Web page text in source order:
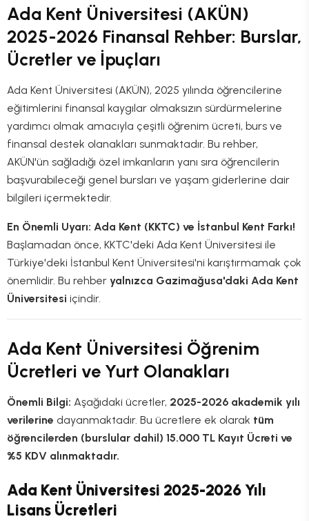
Ada Kent Üniversitesi (AKÜN)
2025-2026 Finansal Rehber: Burslar,
Ücretler ve İpuçları
Ada Kent Üniversitesi (AKÜN), 2025 yılında öğrencilerine
eğitimlerini finansal kaygılar olmaksızın sürdürmelerine
yardımcı olmak amacıyla çeşitli öğrenim ücreti, burs ve
finansal destek olanakları sunmaktadır. Bu rehber,
AKÜN'ün sağladığı özel imkanların yanı sıra öğrencilerin
başvurabileceği genel bursları ve yaşam giderlerine dair
bilgileri içermektedir.
En Önemli Uyarı: Ada Kent (KKTC) ve İstanbul Kent Farkı!
Başlamadan önce, KKTC'deki Ada Kent Üniversitesi ile
Türkiye'deki İstanbul Kent Üniversitesi'ni karıştırmamak çok
önemlidir. Bu rehber yalnızca Gazimağusa'daki Ada Kent
Üniversitesi içindir.
Ada Kent Üniversitesi Öğrenim
Ücretleri ve Yurt Olanakları
Önemli Bilgi: Aşağıdaki ücretler, 2025-2026 akademik yılı
verilerine dayanmaktadır. Bu ücretlere ek olarak tüm
öğrencilerden (burslular dahil) 15.000 TL Kayıt Ücreti ve
%5 KDV alınmaktadır.
Ada Kent Üniversitesi 2025-2026 Yılı
Lisans Ücretleri